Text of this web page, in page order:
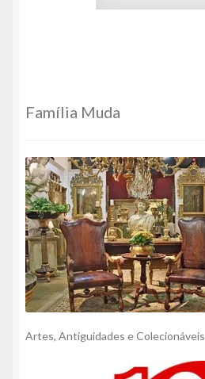
Família Muda
Artes, Antiguidades e Colecionáveis